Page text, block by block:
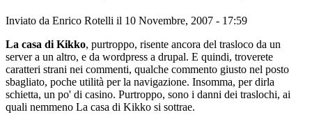
Inviato da Enrico Rotelli il 10 Novembre, 2007 - 17:59
La casa di Kikko, purtroppo, risente ancora del trasloco da un
server a un altro, e da wordpress a drupal. E quindi, troverete
caratteri strani nei commenti, qualche commento giusto nel posto
sbagliato, poche utilità per la navigazione. Insomma, per dirla
schietta, un po' di casino. Purtroppo, sono i danni dei traslochi, ai
quali nemmeno La casa di Kikko si sottrae.